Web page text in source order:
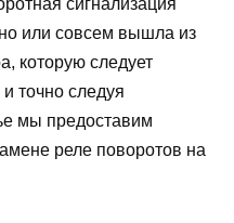
сигнализация
или совсем вышла из
которую следует
точно следуя
мы предоставим
реле поворотов на